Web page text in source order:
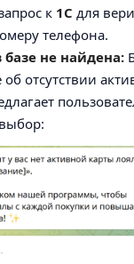
к 1С для
телефона.
базе не найдена:
отсутствии